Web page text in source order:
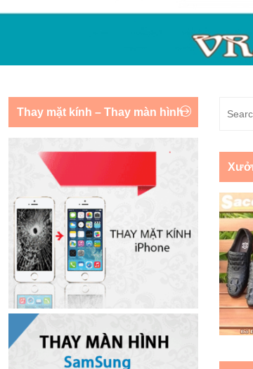
Thay mặt kính – Thay màn hình